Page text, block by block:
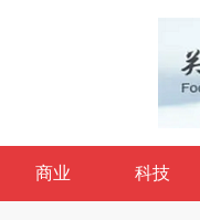
商业 科技